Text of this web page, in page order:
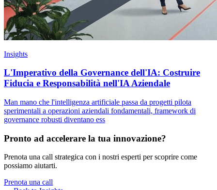
Insights
L'Imperativo della Governance dell'IA: Costruire
Fiducia e Responsabilità nell'IA Aziendale
Man mano che l'intelligenza artificiale passa da progetti pilota
sperimentali a operazioni aziendali fondamentali, framework di
governance robusti diventano ess
Pronto ad accelerare la tua innovazione?
Prenota una call strategica con i nostri esperti per scoprire come
possiamo aiutarti.
Prenota una call